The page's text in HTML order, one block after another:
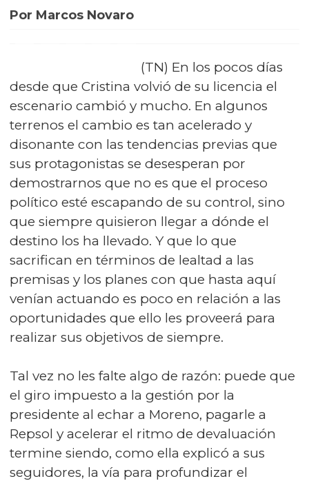
Por Marcos Novaro
(TN) En los pocos días
desde que Cristina volvió de su licencia el
escenario cambió y mucho. En algunos
terrenos el cambio es tan acelerado y
disonante con las tendencias previas que
sus protagonistas se desesperan por
demostrarnos que no es que el proceso
político esté escapando de su control, sino
que siempre quisieron llegar a dónde el
destino los ha llevado. Y que lo que
sacrifican en términos de lealtad a las
premisas y los planes con que hasta aquí
venían actuando es poco en relación a las
oportunidades que ello les proveerá para
realizar sus objetivos de siempre.
Tal vez no les falte algo de razón: puede que
el giro impuesto a la gestión por la
presidente al echar a Moreno, pagarle a
Repsol y acelerar el ritmo de devaluación
termine siendo, como ella explicó a sus
seguidores, la vía para profundizar el